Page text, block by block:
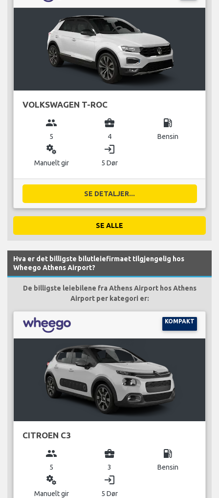
VOLKSWAGEN T-ROC
group
5
business_center
4
local_gas_station
Bensin
miscellaneous_services
Manuelt gir
login
5 Dør
SE DETALJER...
SE ALLE
Hva er det billigste bilutleiefirmaet tilgjengelig hos
Wheego Athens Airport?
De billigste leiebilene fra Athens Airport hos Athens
Airport per kategori er:
KOMPAKT
CITROEN C3
group
5
business_center
3
local_gas_station
Bensin
miscellaneous_services
Manuelt gir
login
5 Dør